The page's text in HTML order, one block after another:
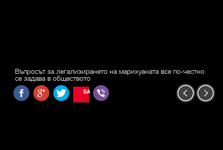
Въпросът за легализирането на марихуаната все по-честно
се задава в обществото
SAVE